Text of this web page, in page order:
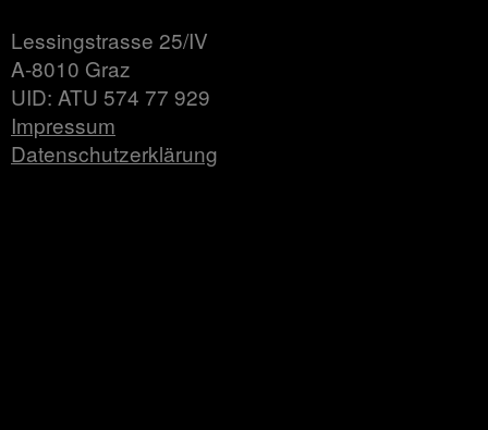
Lessingstrasse 25/IV
A-8010 Graz
UID: ATU 574 77 929
Impressum
Datenschutzerklärung